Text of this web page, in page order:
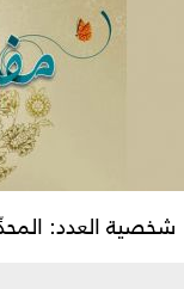
شخصية العدد: